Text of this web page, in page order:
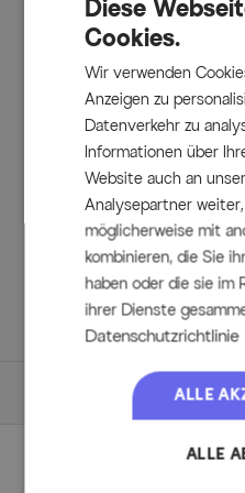
müheloses Spannen und
geringer
Stilvolles Design
Mit ihrer modernen Optik
fügt sich die Pergola
und wird zum Blickfang
Terrasse.
Lieferumfang
1x Outflexx
Aluminium mit UV-
Creme, inkl.
Diese
Cookies.
Wir verwenden
Anzeigen zu
Datenverkehr zu
Informationen über
Website auch an
Analysepartner
möglicherweise mit
kombinieren, die Sie
haben oder die sie im
ihrer Dienste
Datenschutzrichtlinie
ALLE
ALLE